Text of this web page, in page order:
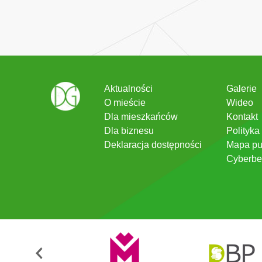
Aktualności
O mieście
Dla mieszkańców
Dla biznesu
Deklaracja dostępności
Galerie
Wideo
Kontakt
Mapa